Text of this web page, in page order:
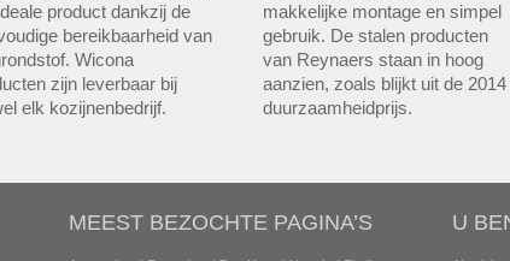
product dankzij de
bereikbaarheid van
Wicona
zijn leverbaar bij
elk kozijnenbedrijf.
makkelijke montage en simpel
gebruik. De stalen producten
van Reynaers staan in hoog
aanzien, zoals blijkt uit de 2014
duurzaamheidprijs.
MEEST BEZOCHTE PAGINA’S U